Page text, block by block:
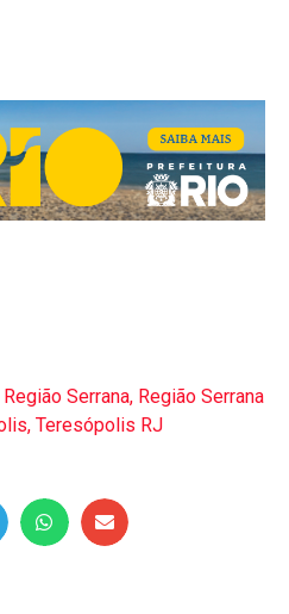
Região Serrana, Região Serrana
, Teresópolis RJ